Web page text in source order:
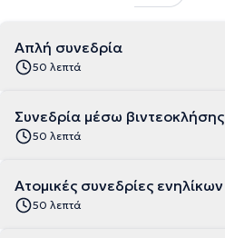
Απλή συνεδρία
50 λεπτά
Συνεδρία μέσω βιντεοκλήσης
50 λεπτά
Ατομικές συνεδρίες ενηλίκων
50 λεπτά